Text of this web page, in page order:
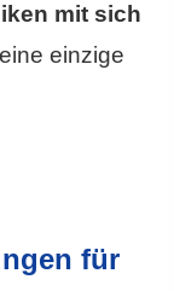
mit sich
einzige
für